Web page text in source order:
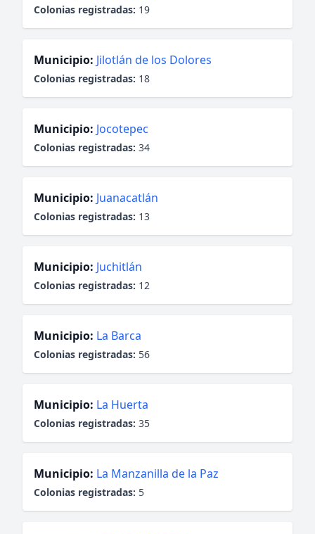
Colonias registradas: 19
Municipio: Jilotlán de los Dolores
Colonias registradas: 18
Municipio: Jocotepec
Colonias registradas: 34
Municipio: Juanacatlán
Colonias registradas: 13
Municipio: Juchitlán
Colonias registradas: 12
Municipio: La Barca
Colonias registradas: 56
Municipio: La Huerta
Colonias registradas: 35
Municipio: La Manzanilla de la Paz
Colonias registradas: 5